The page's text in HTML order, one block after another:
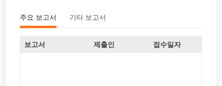
주요 보고서 기타 보고서
보고서 제출인 접수일자